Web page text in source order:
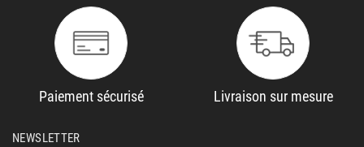
Paiement sécurisé Livraison sur mesure
NEWSLETTER